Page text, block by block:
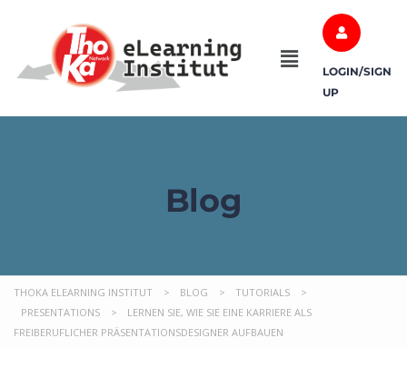
LOGIN/SIGN
UP
Blog
THOKA ELEARNING INSTITUT > BLOG > TUTORIALS
>
PRESENTATIONS
>
LERNEN SIE, WIE SIE EINE KARRIERE ALS
FREIBERUFLICHER PRÄSENTATIONSDESIGNER AUFBAUEN